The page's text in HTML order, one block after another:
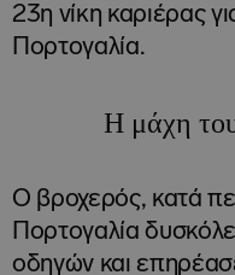
23η νίκη καριέρας
Πορτογαλία.
Η μάχη
Ο βροχερός, κατά
Πορτογαλία
οδηγών και